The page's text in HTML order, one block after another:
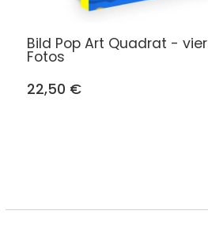
Bild Pop Art Quadrat - vier
Fotos
22,50 €